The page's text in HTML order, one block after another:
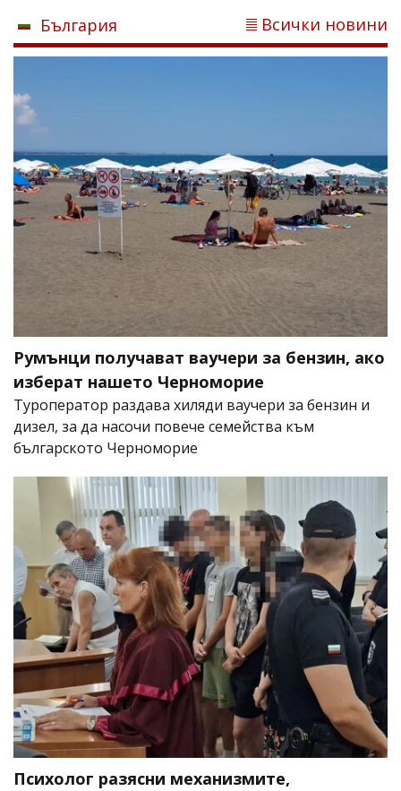
България Всички новини
Румънци получават ваучери за бензин, ако
изберат нашето Черноморие
Туроператор раздава хиляди ваучери за бензин и
дизел, за да насочи повече семейства към
българското Черноморие
Психолог разясни механизмите,